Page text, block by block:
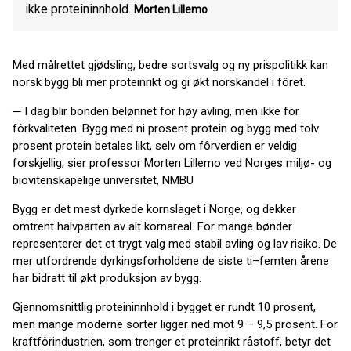
ikke proteininnhold. Morten Lillemo
Med målrettet gjødsling, bedre sortsvalg og ny prispolitikk kan
norsk bygg bli mer proteinrikt og gi økt norskandel i fôret.
─ I dag blir bonden belønnet for høy avling, men ikke for
fôrkvaliteten. Bygg med ni prosent protein og bygg med tolv
prosent protein betales likt, selv om fôrverdien er veldig
forskjellig, sier professor Morten Lillemo ved Norges miljø- og
biovitenskapelige universitet, NMBU
Bygg er det mest dyrkede kornslaget i Norge, og dekker
omtrent halvparten av alt kornareal. For mange bønder
representerer det et trygt valg med stabil avling og lav risiko. De
mer utfordrende dyrkingsforholdene de siste ti–femten årene
har bidratt til økt produksjon av bygg.
Gjennomsnittlig proteininnhold i bygget er rundt 10 prosent,
men mange moderne sorter ligger ned mot 9 – 9,5 prosent. For
kraftfôrindustrien, som trenger et proteinrikt råstoff, betyr det